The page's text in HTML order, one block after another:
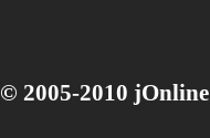
© 2005-2010